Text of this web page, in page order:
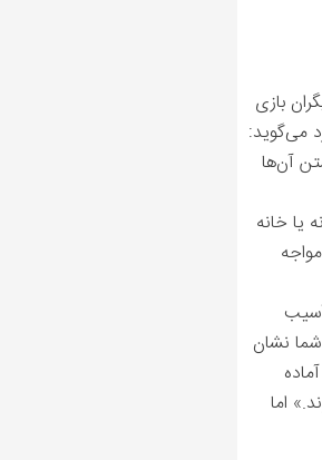
بازی
می‌گوید:
آن‌ها
یا خانه
شما نشان
اما